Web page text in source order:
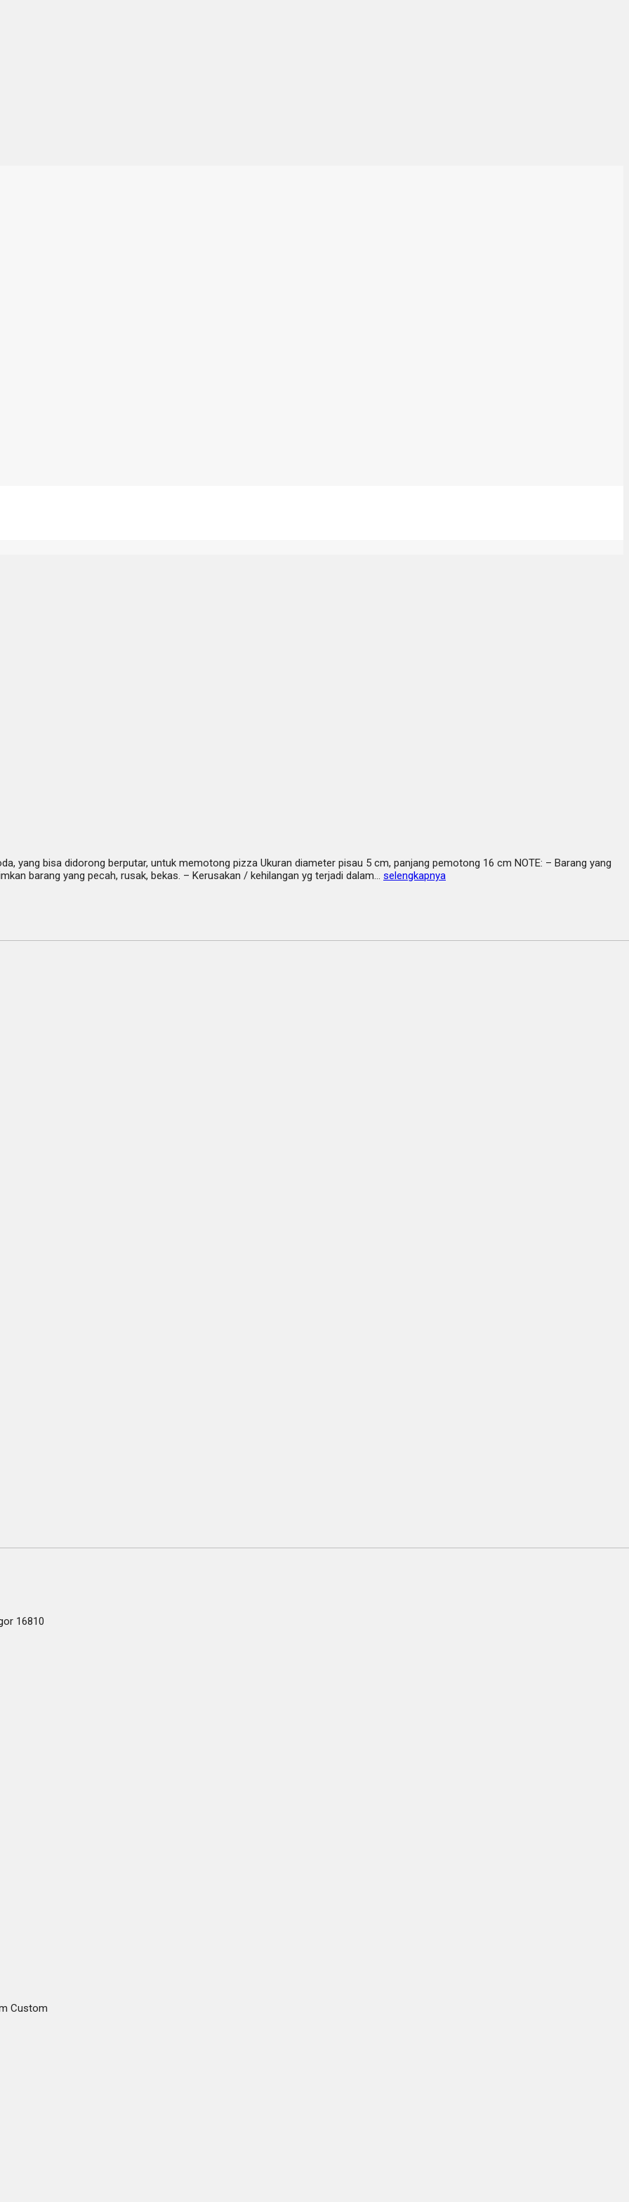
yang bisa didorong berputar, untuk memotong pizza Ukuran diameter pisau 5 cm, panjang pemotong 16 cm NOTE: – Barang yang
barang yang pecah, rusak, bekas. – Kerusakan / kehilangan yg terjadi dalam… selengkapnya
16810
Custom